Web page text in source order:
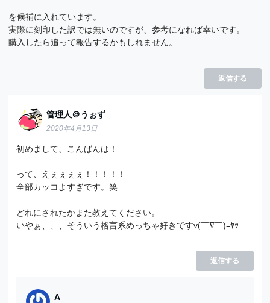
を候補に入れています。
実際に刻印した訳では無いのですが、参考になれば幸いです。
購入したら追って報告するかもしれません。
返信する
管理人＠うぉず
2020年4月13日
初めまして、こんばんは！
って、えぇぇぇぇ！！！！！
全部カッコよすぎです。笑
どれにされたかまた教えてください。
いやぁ、、、そういう格言系めっちゃ好きですv(￣∇￣)ﾆﾔｯ
返信する
A